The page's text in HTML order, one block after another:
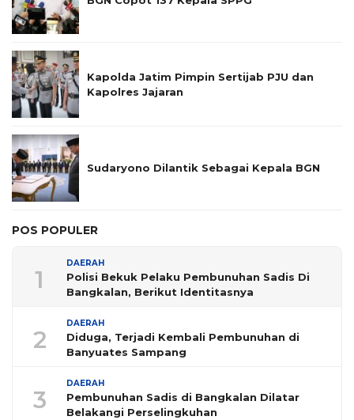
Kapolda Jatim Pimpin Sertijab PJU dan
Kapolres Jajaran
Sudaryono Dilantik Sebagai Kepala BGN
POS POPULER
1
DAERAH
Polisi Bekuk Pelaku Pembunuhan Sadis Di
Bangkalan, Berikut Identitasnya
2
DAERAH
Diduga, Terjadi Kembali Pembunuhan di
Banyuates Sampang
3
DAERAH
Pembunuhan Sadis di Bangkalan Dilatar
Belakangi Perselingkuhan